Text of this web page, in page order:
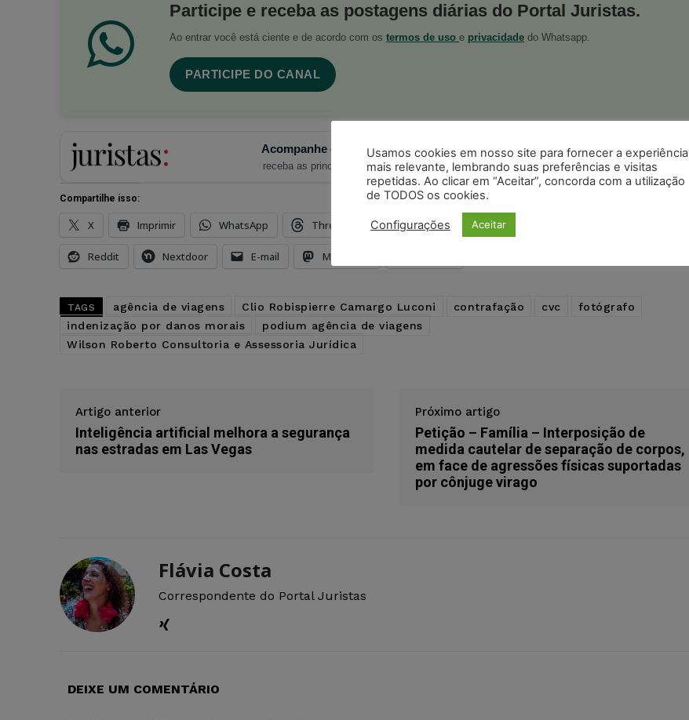
Participe e receba as postagens diárias do Portal Juristas.
Ao entrar você está ciente e de acordo com os termos de uso e privacidade do Whatsapp.
PARTICIPE DO CANAL
Acompanhe o Juristas no Google News
receba as principais notícias jurídicas do Brasil
Seguir no Google
Compartilhe isso:
X Imprimir WhatsApp Threads Facebook Telegram
Reddit Nextdoor E-mail Mastodon
TAGS agência de viagens Clio Robispierre Camargo Luconi contrafação cvc
fotógrafo
indenização por danos morais
podium agência de viagens
Wilson Roberto Consultoria e Assessoria Jurídica
Artigo anterior
Inteligência artificial melhora a segurança
nas estradas em Las Vegas
Próximo artigo
Petição – Família – Interposição de
medida cautelar de separação de corpos,
em face de agressões físicas suportadas
por cônjuge virago
Flávia Costa
Correspondente do Portal Juristas
DEIXE UM COMENTÁRIO
Usamos cookies em nosso site para fornecer a experiência
mais relevante, lembrando suas preferências e visitas
repetidas. Ao clicar em “Aceitar”, concorda com a utilização
de TODOS os cookies.
Configurações Aceitar